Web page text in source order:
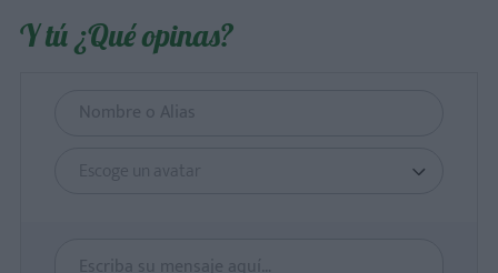
Y tú ¿Qué opinas?
Escoge un avatar